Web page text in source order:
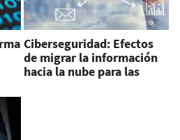
Ciberseguridad: Efectos
de migrar la información
hacia la nube para las